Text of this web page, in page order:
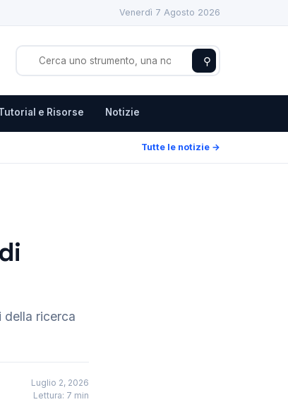
Venerdì 7 Agosto 2026
⚲
e Risorse Notizie
Tutte le notizie →
della ricerca
Luglio 2, 2026
Lettura: 7 min